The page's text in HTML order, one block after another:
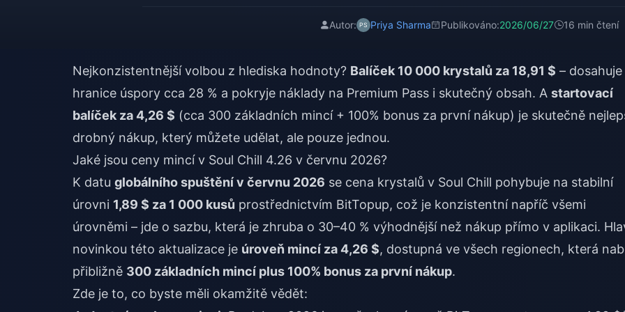
Autor: Priya Sharma Publikováno:2026/06/27 16 min čtení
Nejkonzistentnější volbou z hlediska hodnoty? Balíček 10 000 krystalů za 18,91 $ – dosahuje
hranice úspory cca 28 % a pokryje náklady na Premium Pass i skutečný obsah. A startovací
balíček za 4,26 $ (cca 300 základních mincí + 100% bonus za první nákup) je skutečně
drobný nákup, který můžete udělat, ale pouze jednou.
Jaké jsou ceny mincí v Soul Chill 4.26 v červnu 2026?
K datu globálního spuštění v červnu 2026 se cena krystalů v Soul Chill pohybuje na stabilní
úrovni 1,89 $ za 1 000 kusů prostřednictvím BitTopup, což je konzistentní napříč všemi
úrovněmi – jde o sazbu, která je zhruba o 30–40 % výhodnější než nákup přímo v aplikaci.
novinkou této aktualizace je úroveň mincí za 4,26 $, dostupná ve všech regionech, která
přibližně 300 základních mincí plus 100% bonus za první nákup.
Zde je to, co byste měli okamžitě vědět: